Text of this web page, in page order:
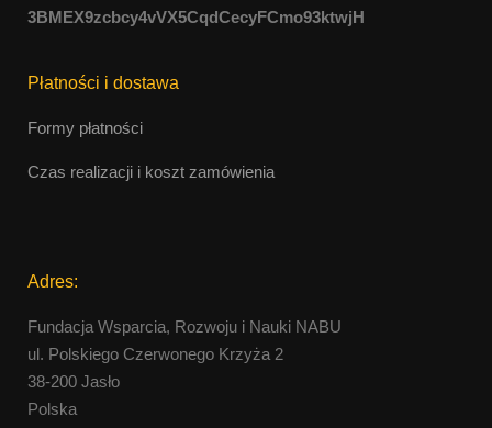
3BMEX9zcbcy4vVX5CqdCecyFCmo93ktwjH
Płatności i dostawa
Formy płatności
Czas realizacji i koszt zamówienia
Adres:
Fundacja Wsparcia, Rozwoju i Nauki NABU
ul. Polskiego Czerwonego Krzyża 2
38-200 Jasło
Polska